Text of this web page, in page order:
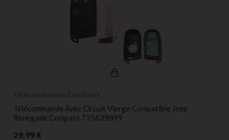
Télécommandes Émetteurs
Télécommande Avec Circuit Vierge Compatible Jeep
Renegade Compass 735639899
29,99 €